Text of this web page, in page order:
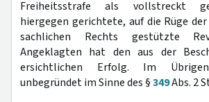
Freiheitsstrafe als vollstreckt
hiergegen gerichtete, auf die Rüge
sachlichen Rechts gestützte
Angeklagten hat den aus der
ersichtlichen Erfolg. Im
unbegründet im Sinne des §349Abs. 2